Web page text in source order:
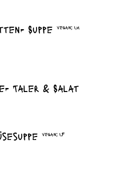
Suppe
vegan; I,H
Taler & Salat
vegan; I,F